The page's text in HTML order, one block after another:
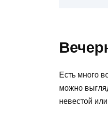
Есть много
можно
невестой